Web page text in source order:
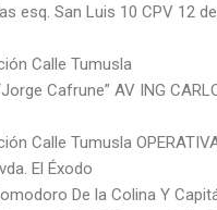
esq. San Luis 10 CPV 12
Calle Tumusla
Cafrune” AV ING
Calle Tumusla
El Éxodo
De la Colina Y